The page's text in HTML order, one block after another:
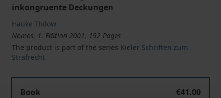
inkongruente Deckungen
Hauke Thilow
Nomos, 1. Edition 2001, 192 Pages
The product is part of the series Kieler Schriften zum
Strafrecht
Book
€41.00